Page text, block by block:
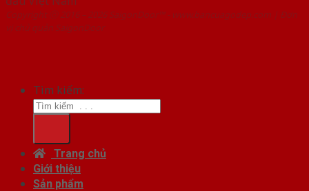
Copyright ⓒ 2016 – 2026 SaigonDoor™ - www.bancuagodep.com | Đơn
vị chủ quản SaigonDoor
Tìm kiếm:
Trang chủ
Giới thiệu
Sản phẩm